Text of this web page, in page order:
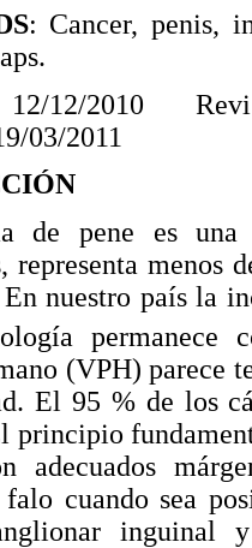
: Cancer, penis,
12/2010
03/2011
de pene es una
representa menos
nuestro país la
permanece
(VPH) parece
El 95 % de los
principio
adecuados
cuando sea
inguinal